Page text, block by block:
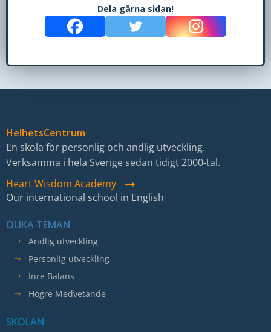
Dela gärna sidan!
HelhetsCentrum
En skola för personlig och andlig utveckling.
Verksamma i hela Sverige sedan tidigt 2000-tal.
Heart Wisdom Academy
Our international school in English
OLIKA TEMAN
Andlig utveckling
Personlig utveckling
Inre Balans
Högre Medvetande
SKOLAN